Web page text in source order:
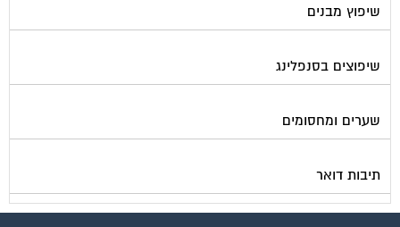
שיפוץ מבנים
שיפוצים בסנפלינג
שערים ומחסומים
תיבות דואר